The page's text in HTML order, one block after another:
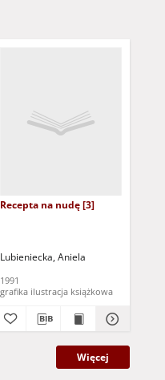
Recepta na nudę [3]
Lubieniecka, Aniela
1991
grafika ilustracja książkowa
Więcej